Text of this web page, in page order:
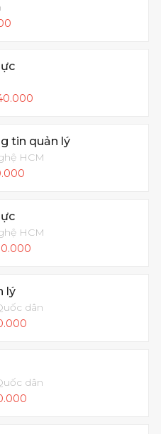
tin quản lý
HCM
HCM
lý
dân
dân